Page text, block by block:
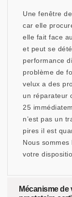
Une fenêtre
car elle
elle fait face
et peut se
performance
problème de
velux a des
un réparateur
25
n’est pas un
pires il est
Nous
votre
Mécanisme